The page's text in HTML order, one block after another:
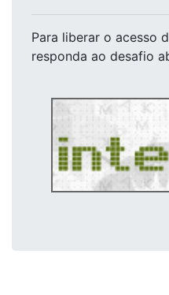
Para liberar o acesso
responda ao desafio